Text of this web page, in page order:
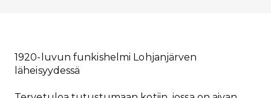
1920-luvun funkishelmi Lohjanjärven
läheisyydessä